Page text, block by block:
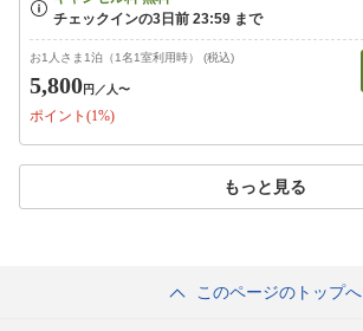
お1人さま1泊（1名1室利用時） (税込)
5,800円 ／人〜
ポイント(1%)
もっと見る
このページのトップへ